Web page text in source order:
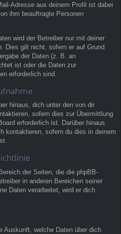
Adresse aus deinem Profil ist dabei
ihm beauftragte Personen
wird der Betreiber nur mit deiner
Dies gilt nicht, sofern er auf Grund
der Daten (z. B. an
ist oder die Daten zur
erforderlich sind.
hinaus, dich unter den von dir
sofern dies zur Übermittlung
erforderlich ist. Darüber hinaus
kontaktieren, sofern du dies in deinem
der Seiten, die die phpBB-
in anderen Bereichen seiner
Daten verarbeitet, wird er dich
Auskunft, welche Daten über dich